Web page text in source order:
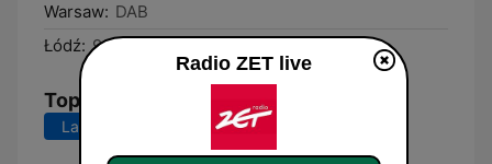
Warsaw: DAB
Łódź: 92.6 FM
Top Songs
Last 7 days Last 30 days
Radio ZET live